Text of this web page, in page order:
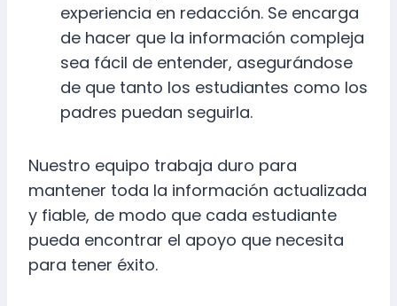
experiencia en redacción. Se encarga
de hacer que la información compleja
sea fácil de entender, asegurándose
de que tanto los estudiantes como los
padres puedan seguirla.
Nuestro equipo trabaja duro para
mantener toda la información actualizada
y fiable, de modo que cada estudiante
pueda encontrar el apoyo que necesita
para tener éxito.